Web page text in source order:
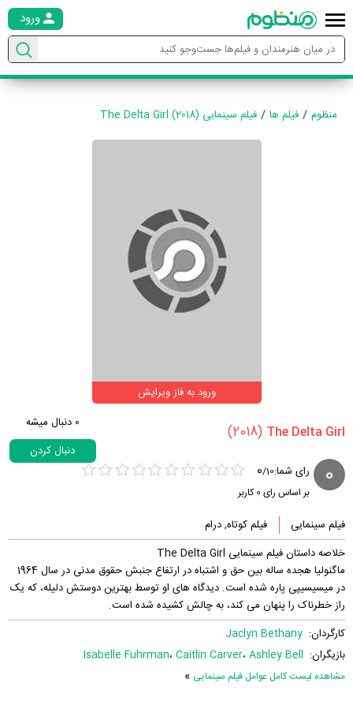
ورود
منظوم فیلم ها فیلم سینمایی The Delta Girl (2018)
ورود به فاز ویرایش
(2018)
0 دنبال میشه
دنبال کردن
0 رای شما: 0/10
بر اساس رای 0کاربر
فیلم سینمایی
فیلم کوتاه, درام
خلاصه داستان فیلم سینمایی The Delta Girl
ماگنولیا هجده ساله بین حق و اشتباه در ارتفاع جنبش حقوق مدنی در سال 1964
در میسیسیپی پاره شده است. دیدگاه های او توسط بهترین دوستش دلیله، که یک
راز خطرناک را پنهان می کند، به چالش کشیده شده است.
کارگردان: Jaclyn Bethany
بازیگران:
Isabelle Fuhrman، Caitlin Carver، Ashley Bell
مشاهده لیست کامل عوامل فیلم سینمایی »